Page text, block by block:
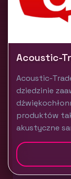
Acoustic-
Acoustic-
dziedzinie
produktów
akustyczne